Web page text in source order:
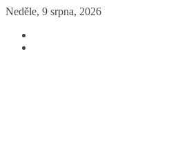
Přeskočit
obsah
Neděle, 9 srpna, 2026